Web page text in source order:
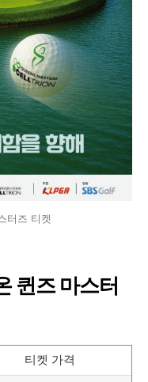
터즈 티켓
퀸즈 마스터
티켓 가격